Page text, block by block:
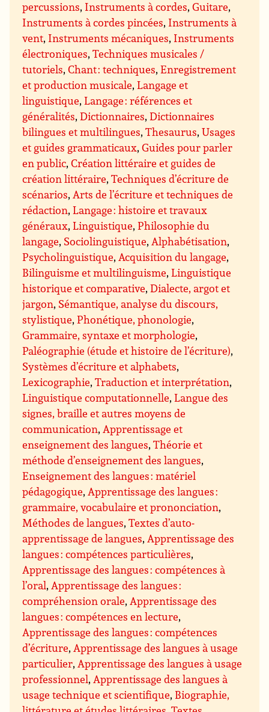
percussions, Instruments à cordes,Guitare,
Instruments à cordes pincées, Instruments à
vent, Instruments mécaniques, Instruments
électroniques,Techniques musicales /
tutoriels,Chant : techniques,Enregistrement
et production musicale,Langage et
linguistique,Langage : références et
généralités,Dictionnaires,Dictionnaires
bilingues et multilingues,Thesaurus,Usages
et guides grammaticaux,Guides pour parler
en public,Création littéraire et guides de
création littéraire,Techniques d’écriture de
scénarios,Arts de l’écriture et techniques de
rédaction,Langage : histoire et travaux
généraux,Linguistique,Philosophie du
langage, Sociolinguistique,Alphabétisation,
Psycholinguistique,Acquisition du langage,
Bilinguisme et multilinguisme,Linguistique
historique et comparative,Dialecte, argot et
jargon, Sémantique, analyse du discours,
stylistique,Phonétique, phonologie,
Grammaire, syntaxe et morphologie,
Paléographie (étude et histoire de l’écriture),
Systèmes d’écriture et alphabets,
Lexicographie,Traduction et interprétation,
Linguistique computationnelle,Langue des
signes, braille et autres moyens de
communication,Apprentissage et
enseignement des langues,Théorie et
méthode d’enseignement des langues,
Enseignement des langues : matériel
pédagogique,Apprentissage des langues :
grammaire, vocabulaire et prononciation,
Méthodes de langues,Textes d’auto-
apprentissage de langues,Apprentissage des
langues : compétences particulières,
Apprentissage des langues : compétences à
l’oral,Apprentissage des langues :
compréhension orale,Apprentissage des
langues : compétences en lecture,
Apprentissage des langues : compétences
d’écriture,Apprentissage des langues à usage
particulier,Apprentissage des langues à usage
professionnel,Apprentissage des langues à
usage technique et scientifique, Biographie,